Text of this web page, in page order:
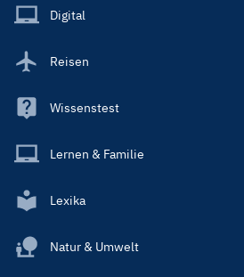
Main
Digital
Reisen
Wissenstest
Lernen & Familie
Lexika
Natur & Umwelt